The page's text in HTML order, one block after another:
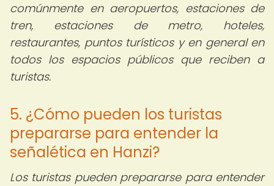
comúnmente en aeropuertos, estaciones de
tren, estaciones de metro, hoteles,
restaurantes, puntos turísticos y en general en
todos los espacios públicos que reciben a
turistas.
5. ¿Cómo pueden los turistas
prepararse para entender la
señalética en Hanzi?
Los turistas pueden prepararse para entender